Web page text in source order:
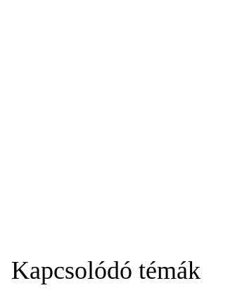
Kapcsolódó témák